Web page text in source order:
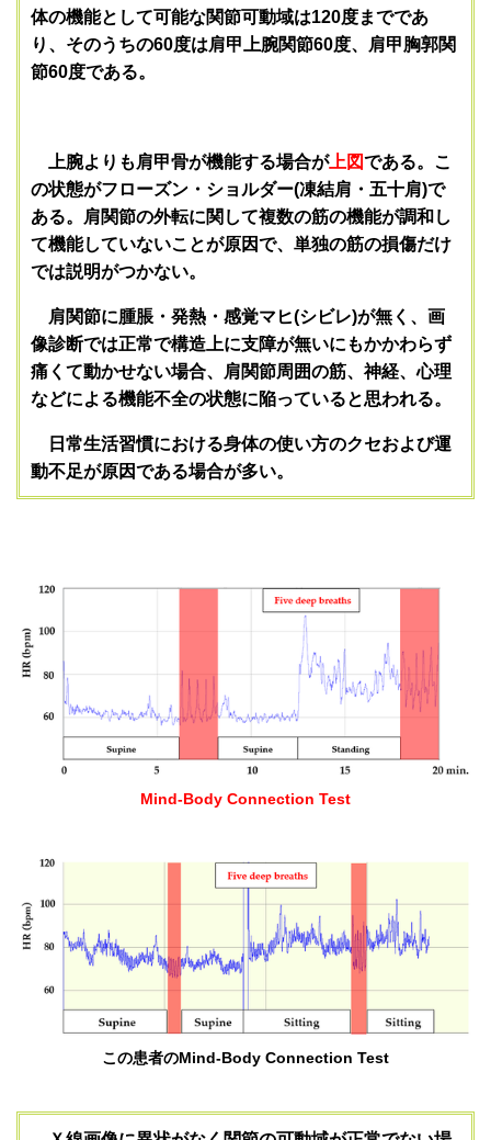
体の機能として可能な関節可動域は120度までであ
り、そのうちの60度は肩甲上腕関節60度、肩甲胸郭関
節60度である。
上腕よりも肩甲骨が機能する場合が上図である。こ
の状態がフローズン・ショルダー(凍結肩・五十肩)で
ある。肩関節の外転に関して複数の筋の機能が調和し
て機能していないことが原因で、単独の筋の損傷だけ
では説明がつかない。
肩関節に腫脹・発熱・感覚マヒ(シビレ)が無く、画
像診断では正常で構造上に支障が無いにもかかわらず
痛くて動かせない場合、肩関節周囲の筋、神経、心理
などによる機能不全の状態に陥っていると思われる。
日常生活習慣における身体の使い方のクセおよび運
動不足が原因である場合が多い。
Mind-Body Connection Test
この患者のMind-Body Connection Test